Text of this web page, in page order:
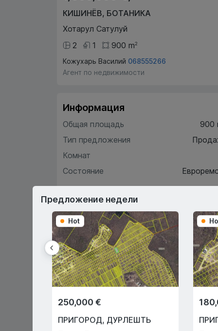
КИШИНЁВ, БОТАНИКА
Хотарул Сатулуй
2
1 900 m2
Кожухарь Василий 068555266
Агент по недвижимости
Информация
Общая площадь
900
Тип предложения
Комнат
Состояние
Или через государственную
программу "Prima Casă" с 10%
первоначальным взносом!
Предложение недели
Hot
250,000 €
ПРИГОРОД, ДУРЛЕШТЬ